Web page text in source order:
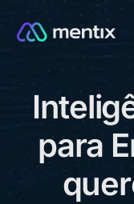
Intelig
para E
quer